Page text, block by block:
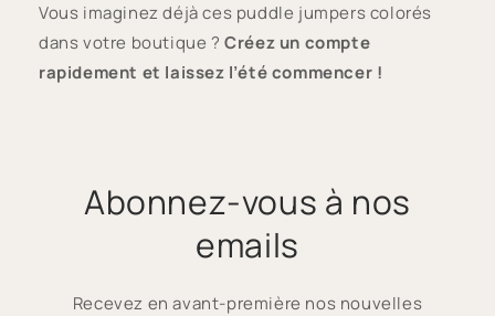
Vous imaginez déjà ces puddle jumpers colorés
dans votre boutique ?Créez un compte
rapidement et laissez l’été commencer !
Abonnez-vous à nos
emails
Recevez en avant-première nos nouvelles